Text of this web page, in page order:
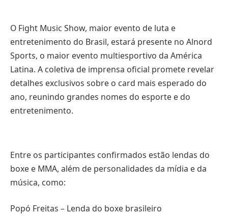
O Fight Music Show, maior evento de luta e
entretenimento do Brasil, estará presente no Alnord
Sports, o maior evento multiesportivo da América
Latina. A coletiva de imprensa oficial promete revelar
detalhes exclusivos sobre o card mais esperado do
ano, reunindo grandes nomes do esporte e do
entretenimento.
Entre os participantes confirmados estão lendas do
boxe e MMA, além de personalidades da mídia e da
música, como:
Popó Freitas – Lenda do boxe brasileiro